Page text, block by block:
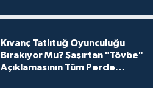
Kıvanç Tatlıtuğ Oyunculuğu
Bırakıyor Mu? Şaşırtan "Tövbe"
Açıklamasının Tüm Perde